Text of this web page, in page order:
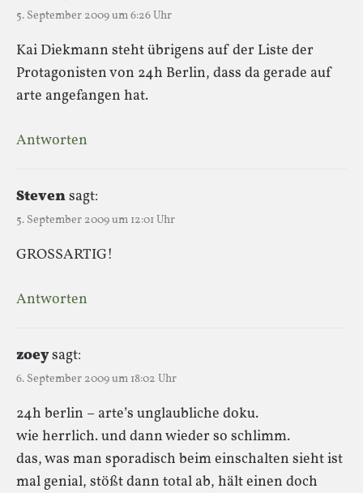
5. September 2009 um 6:26 Uhr
Kai Diekmann steht übrigens auf der Liste der
Protagonisten von 24h Berlin, dass da gerade auf
arte angefangen hat.
Antworten
Stevensagt:
5. September 2009 um 12:01 Uhr
GROSSARTIG!
Antworten
zoeysagt:
6. September 2009 um 18:02 Uhr
24h berlin – arte’s unglaubliche doku.
wie herrlich. und dann wieder so schlimm.
das, was man sporadisch beim einschalten sieht ist
mal genial, stößt dann total ab, hält einen doch